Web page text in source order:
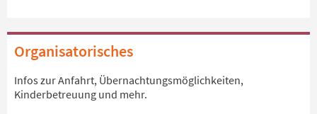
Organisatorisches
Infos zur Anfahrt, Übernachtungsmöglichkeiten,
Kinderbetreuung und mehr.